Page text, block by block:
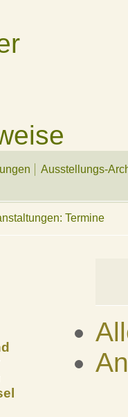
Ausstellungs-
Termine